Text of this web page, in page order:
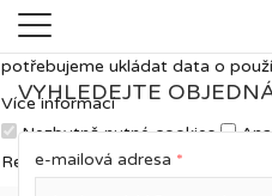
Měříme, ladíme a vylepšujeme,
prohlížení webu bylo co
potřebujeme ukládat data o
Více informací
Nezbytně nutné cookies
Reklamní cookies
VYHLEDEJTE
e-mailová adresa *